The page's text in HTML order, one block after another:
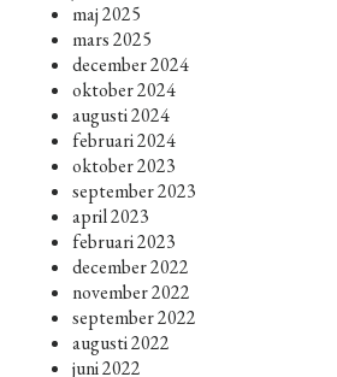
maj 2025
mars 2025
december 2024
oktober 2024
augusti 2024
februari 2024
oktober 2023
september 2023
april 2023
februari 2023
december 2022
november 2022
september 2022
augusti 2022
juni 2022